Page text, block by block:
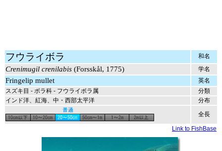
フウライボラ 和名
Crenimugil crenilabis (Forsskål, 1775) 学名
Fringelip mullet
英名
スズキ目 - ボラ科 - フウライボラ属
分類
インド洋、紅海、中・西部太平洋
分布
全長
Link to FishBase